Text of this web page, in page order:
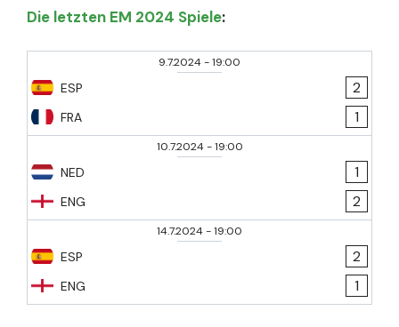
Die letzten EM 2024 Spiele:
9.7.2024-19:00
ESP
FRA
2
1
10.7.2024-19:00
NED
ENG
1
2
14.7.2024-19:00
ESP
ENG
2
1